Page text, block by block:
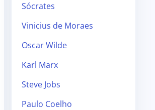
Sócrates
Vinicius de Moraes
Oscar Wilde
Karl Marx
Steve Jobs
Paulo Coelho